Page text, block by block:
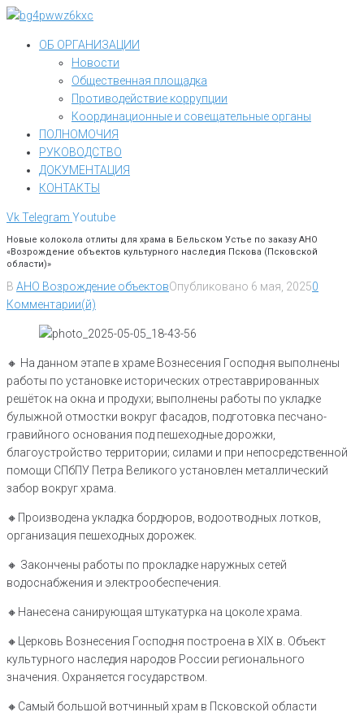
Перейти
контентуОБ ОРГАНИЗАЦИИ
Новости
Общественная площадка
Противодействие коррупции
Координационные и совещательные органы
ПОЛНОМОЧИЯ
РУКОВОДСТВО
ДОКУМЕНТАЦИЯ
КОНТАКТЫ
VkTelegram Youtube
Новые колокола отлиты для храма в Бельском Устье по заказу АНО
«Возрождение объектов культурного наследия Пскова (Псковской
области)»
В АНО Возрождение объектовОпубликовано 6 мая, 20250
Комментарии(й)
🔸️ На данном этапе в храме Вознесения Господня выполнены
работы по установке исторических отреставрированных
решëток на окна и продухи; выполнены работы по укладке
булыжной отмостки вокруг фасадов, подготовка песчано-
гравийного основания под пешеходные дорожки,
благоустройство территории; силами и при непосредственной
помощи СПбПУ Петра Великого установлен металлический
забор вокруг храма.
🔸️Производена укладка бордюров, водоотводных лотков,
организация пешеходных дорожек.
🔸️ Закончены работы по прокладке наружных сетей
водоснабжения и электрообеспечения.
🔸️Нанесена санирующая штукатурка на цоколе храма.
🔸️Церковь Вознесения Господня построена в XIX в. Объект
культурного наследия народов России регионального
значения. Охраняется государством.
🔸️Самый большой вотчинный храм в Псковской области